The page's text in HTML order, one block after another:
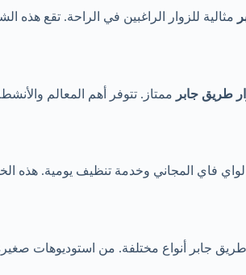
مثالية للزوار الراغبين في الراحة. تقع
طريق جابر ممتاز. تتوفر أهم المعالم
فاي المجاني وخدمة تنظيف يومية. هذه
جابر أنواع مختلفة. من استوديوهات